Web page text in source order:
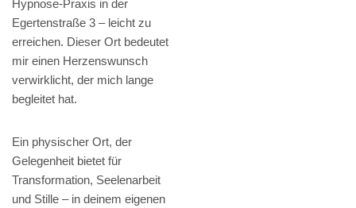
Hypnose-Praxis in der
Egertenstraße 3 – leicht zu
erreichen. Dieser Ort bedeutet
mir einen Herzenswunsch
verwirklicht, der mich lange
begleitet hat.
Ein physischer Ort, der
Gelegenheit bietet für
Transformation, Seelenarbeit
und Stille – in deinem eigenen